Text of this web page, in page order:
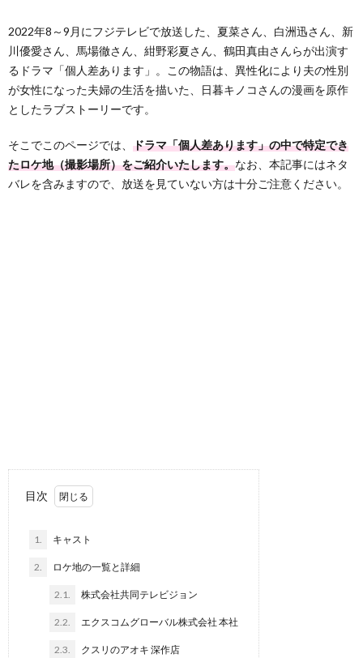
せ
2022年8～9月にフジテレビで放送した、夏菜さん、白洲迅さん、新
川優愛さん、馬場徹さん、紺野彩夏さん、鶴田真由さんらが出演す
るドラマ「個人差あります」。この物語は、異性化により夫の性別
が女性になった夫婦の生活を描いた、日暮キノコさんの漫画を原作
としたラブストーリーです。
そこでこのページでは、 ドラマ「個人差あります」の中で特定でき
たロケ地（撮影場所）をご紹介いたします。なお、本記事にはネタ
バレを含みますので、放送を見ていない方は十分ご注意ください。
目次
1. キャスト
2. ロケ地の一覧と詳細
2.1. 株式会社共同テレビジョン
2.2. エクスコムグローバル株式会社 本社
2.3. クスリのアオキ 深作店